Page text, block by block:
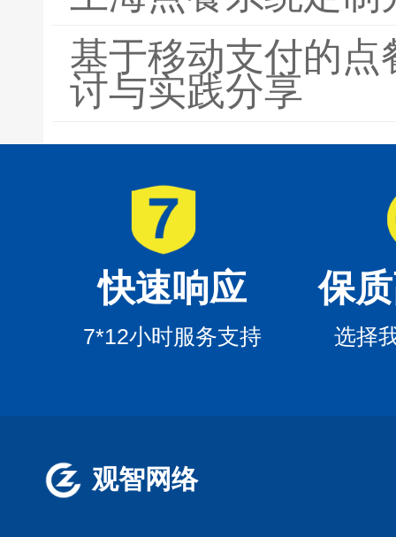
基于移动支付的
讨与实践分享
快速响应
7*12小时服务支持
保
选择
观智网络